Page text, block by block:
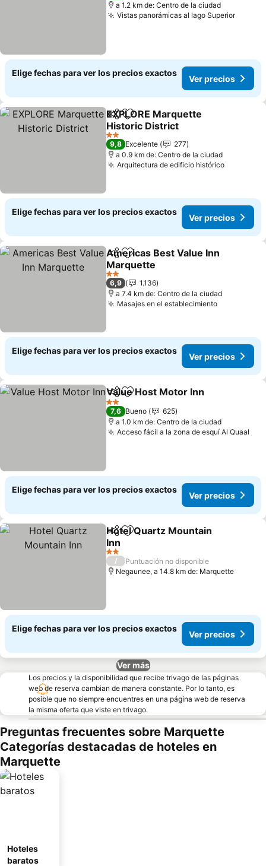
a 1.2 km de: Centro de la ciudad
Vistas panorámicas al lago Superior
Elige fechas para ver los precios exactos
Ver precios
CompartirAgregar a favoritos
EXPLORE Marquette
Historic District
2 Estrellas
9,8 Excelente
277
a 0.9 km de: Centro de la ciudad
Arquitectura de edificio histórico
Elige fechas para ver los precios exactos
Ver precios
CompartirAgregar a favoritos
Americas Best Value Inn
Marquette
2 Estrellas
6,9
1.136
a 7.4 km de: Centro de la ciudad
Masajes en el establecimiento
Elige fechas para ver los precios exactos
Ver precios
CompartirAgregar a favoritos
Value Host Motor Inn
2 Estrellas
7,6 Bueno
625
a 1.0 km de: Centro de la ciudad
Acceso fácil a la zona de esquí Al Quaal
Elige fechas para ver los precios exactos
Ver precios
CompartirAgregar a favoritos
Hotel Quartz Mountain
Inn
2 Estrellas
/
Puntuación no disponible
Negaunee, a 14.8 km de: Marquette
Elige fechas para ver los precios exactos
Ver precios
Ver más
Los precios y la disponibilidad que recibe trivago de las páginas
web de reserva cambian de manera constante. Por lo tanto, es
posible que no siempre encuentres en una página web de reserva
la misma oferta que viste en trivago.
Preguntas frecuentes sobre Marquette
Categorías destacadas de hoteles en
Marquette
Hoteles
baratos